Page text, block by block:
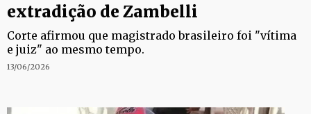
extradição de Zambelli
Corte afirmou que magistrado brasileiro foi "vítima
e juiz" ao mesmo tempo.
13/06/2026